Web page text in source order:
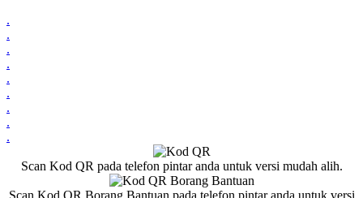
.
.
.
.
.
.
.
.
.
Scan Kod QR pada telefon pintar anda untuk versi mudah alih.
Scan Kod QR Borang Bantuan pada telefon pintar anda untuk versi